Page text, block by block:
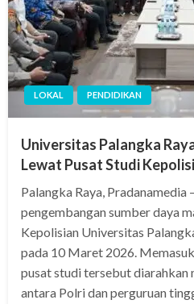
LOKAL PENDIDIKAN
Universitas Palangka
Lewat Pusat Studi
Palangka Raya,
pengembangan sumber daya
Kepolisian Universitas
pada 10 Maret 2026.
pusat studi tersebut diarahkan
antara Polri dan perguruan